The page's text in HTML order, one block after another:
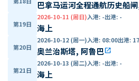
巴拿马运河全程通航历史船
第19日
2026-10-11 (周日)入港: -出港: -
海上
第20日
2026-10-12 (周一)入港: 08:00出港:
奥兰治斯塔, 阿鲁巴open_in_new
第21日
2026-10-13 (周二)入港: -出港: -
海上